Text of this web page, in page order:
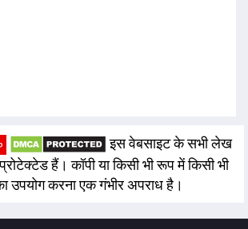
इस वेबसाइट के सभी लेख
हैं। कॉपी या किसी भी रूप में किसी भी
उपयोग करना एक गंभीर अपराध है।